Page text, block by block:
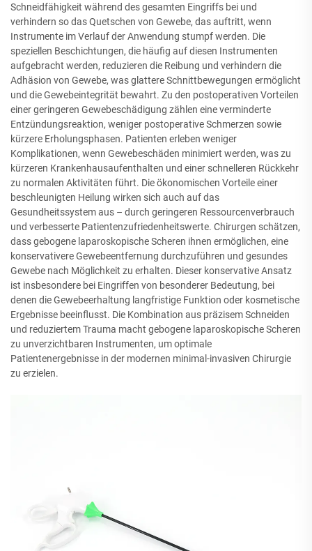
Schneidfähigkeit während des gesamten Eingriffs bei und
verhindern so das Quetschen von Gewebe, das auftritt, wenn
Instrumente im Verlauf der Anwendung stumpf werden. Die
speziellen Beschichtungen, die häufig auf diesen Instrumenten
aufgebracht werden, reduzieren die Reibung und verhindern die
Adhäsion von Gewebe, was glattere Schnittbewegungen ermöglicht
und die Gewebeintegrität bewahrt. Zu den postoperativen Vorteilen
einer geringeren Gewebeschädigung zählen eine verminderte
Entzündungsreaktion, weniger postoperative Schmerzen sowie
kürzere Erholungsphasen. Patienten erleben weniger
Komplikationen, wenn Gewebeschäden minimiert werden, was zu
kürzeren Krankenhausaufenthalten und einer schnelleren Rückkehr
zu normalen Aktivitäten führt. Die ökonomischen Vorteile einer
beschleunigten Heilung wirken sich auch auf das
Gesundheitssystem aus – durch geringeren Ressourcenverbrauch
und verbesserte Patientenzufriedenheitswerte. Chirurgen schätzen,
dass gebogene laparoskopische Scheren ihnen ermöglichen, eine
konservativere Gewebeentfernung durchzuführen und gesundes
Gewebe nach Möglichkeit zu erhalten. Dieser konservative Ansatz
ist insbesondere bei Eingriffen von besonderer Bedeutung, bei
denen die Gewebeerhaltung langfristige Funktion oder kosmetische
Ergebnisse beeinflusst. Die Kombination aus präzisem Schneiden
und reduziertem Trauma macht gebogene laparoskopische Scheren
zu unverzichtbaren Instrumenten, um optimale
Patientenergebnisse in der modernen minimal-invasiven Chirurgie
zu erzielen.